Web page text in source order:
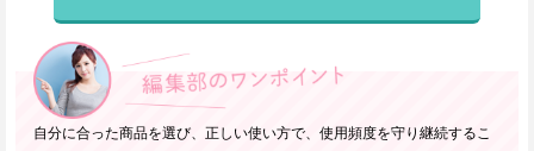
自分に合った商品を選び、正しい使い方で、使用頻度を守り継続するこ